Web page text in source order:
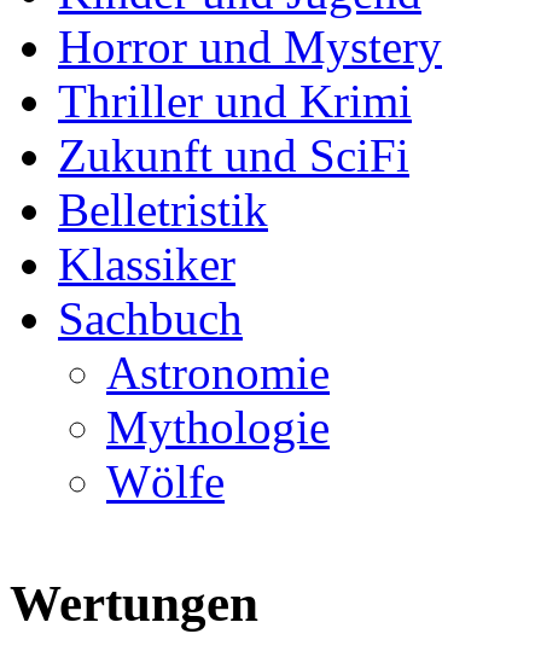
Horror und Mystery
Thriller und Krimi
Zukunft und SciFi
Belletristik
Klassiker
Sachbuch
Astronomie
Mythologie
Wölfe
Wertungen